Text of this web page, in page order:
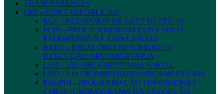
TRANSPARÊNCIA
LRF e CONTAS PÚBLICAS
RGF - RELATÓRIO DE GESTÃO FISCAL
PCPE - PROCEDIMENTOS CONTÁBEIS
PATRIMONIAIS E ESPECÍFICOS
RREO - RELATÓRIO RESUMIDO DA
EXECUÇÃO ORÇAMENTÁRIA
LOA - LEI ORÇAMENTÁRIA ANUAL
LDO - LEI DE DIRETRIZES ORÇAMENTÁRIA
PRGFIN - PROGRAMAÇÃO FINANCEIRA E
CMED - CRONOGRAMA DA EXECUÇÃO